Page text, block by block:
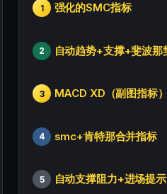
1 强化的SMC指标
2
3
4 smc+肯特那合并指标
5 自动支撑阻力+进场提示